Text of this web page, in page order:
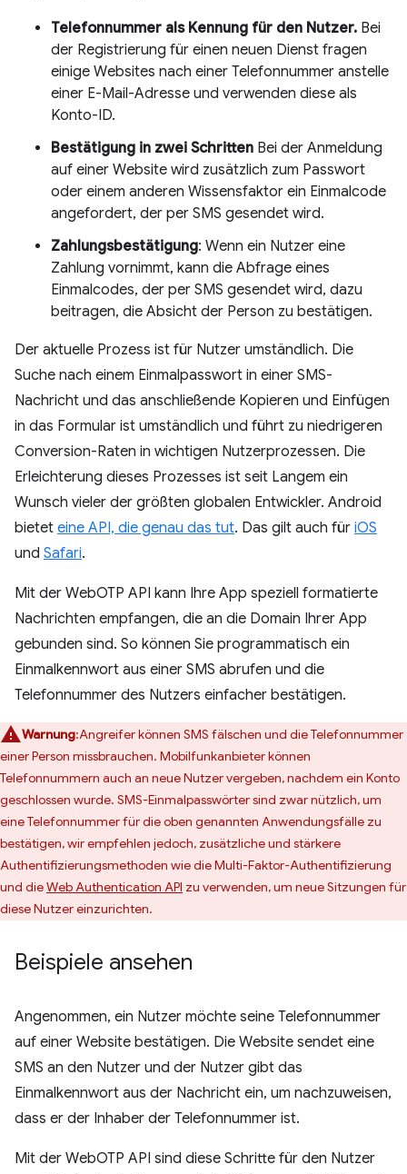
Telefonnummer als Kennung für den Nutzer. Bei
der Registrierung für einen neuen Dienst fragen
einige Websites nach einer Telefonnummer anstelle
einer E-Mail-Adresse und verwenden diese als
Konto-ID.
Bestätigung in zwei Schritten Bei der Anmeldung
auf einer Website wird zusätzlich zum Passwort
oder einem anderen Wissensfaktor ein Einmalcode
angefordert, der per SMS gesendet wird.
Zahlungsbestätigung: Wenn ein Nutzer eine
Zahlung vornimmt, kann die Abfrage eines
Einmalcodes, der per SMS gesendet wird, dazu
beitragen, die Absicht der Person zu bestätigen.
Der aktuelle Prozess ist für Nutzer umständlich. Die
Suche nach einem Einmalpasswort in einer SMS-
Nachricht und das anschließende Kopieren und Einfügen
in das Formular ist umständlich und führt zu niedrigeren
Conversion-Raten in wichtigen Nutzerprozessen. Die
Erleichterung dieses Prozesses ist seit Langem ein
Wunsch vieler der größten globalen Entwickler. Android
bietet eine API, die genau das tut. Das gilt auch für iOS
und Safari.
Mit der WebOTP API kann Ihre App speziell formatierte
Nachrichten empfangen, die an die Domain Ihrer App
gebunden sind. So können Sie programmatisch ein
Einmalkennwort aus einer SMS abrufen und die
Telefonnummer des Nutzers einfacher bestätigen.
Warnung:Angreifer können SMS fälschen und die Telefonnummer
einer Person missbrauchen. Mobilfunkanbieter können
Telefonnummern auch an neue Nutzer vergeben, nachdem ein Konto
geschlossen wurde. SMS-Einmalpasswörter sind zwar nützlich, um
eine Telefonnummer für die oben genannten Anwendungsfälle zu
bestätigen, wir empfehlen jedoch, zusätzliche und stärkere
Authentifizierungsmethoden wie die Multi-Faktor-Authentifizierung
und dieWeb Authentication API zu verwenden, um neue Sitzungen für
diese Nutzer einzurichten.
Beispiele ansehen
Angenommen, ein Nutzer möchte seine Telefonnummer
auf einer Website bestätigen. Die Website sendet eine
SMS an den Nutzer und der Nutzer gibt das
Einmalkennwort aus der Nachricht ein, um nachzuweisen,
dass er der Inhaber der Telefonnummer ist.
Mit der WebOTP API sind diese Schritte für den Nutzer